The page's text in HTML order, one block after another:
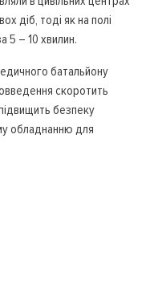
діб, тоді як на полі
5 – 10 хвилин.
батальйону
скоротить
безпеку
обладнанню для